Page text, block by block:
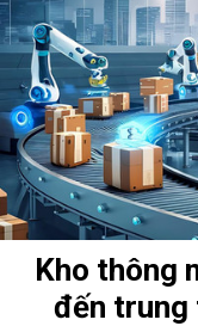
Kho thông
đến trung